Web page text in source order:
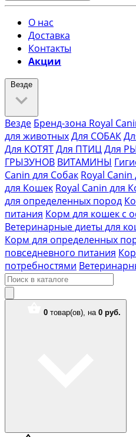
О нас
Доставка
Контакты
Акции
Везде
Везде Бренд-зона Royal
для животныхДля СОБАК
Для КОТЯТДля ПТИЦДля
ГРЫЗУНОВ ВИТАМИНЫ
Canin для Собак Royal
для Кошек Royal Canin для
для определенных пород
питания Корм для кошек с
Ветеринарные диеты для
Корм для определенных
повседневного питания
потребностями
0 товар(ов), на 0 руб.